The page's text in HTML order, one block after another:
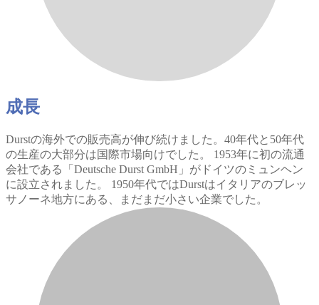
成長
Durstの海外での販売高が伸び続けました。40年代と50年代
の生産の大部分は国際市場向けでした。 1953年に初の流通
会社である「Deutsche Durst GmbH」がドイツのミュンヘン
に設立されました。 1950年代ではDurstはイタリアのブレッ
サノーネ地方にある、まだまだ小さい企業でした。